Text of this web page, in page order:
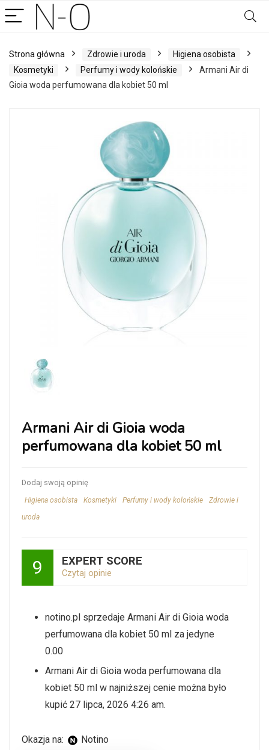
Strona główna Zdrowie i uroda
Higiena osobista
Kosmetyki
Perfumy i wody kolońskie
Armani Air di
Gioia woda perfumowana dla kobiet 50 ml
Armani Air di Gioia woda
perfumowana dla kobiet 50 ml
Dodaj swoją opinię
Higiena osobista Kosmetyki Perfumy i wody kolońskie
Zdrowie i
uroda
9 EXPERT SCORE
Czytaj opinie
notino.pl sprzedaje Armani Air di Gioia woda
perfumowana dla kobiet 50 ml za jedyne
0.00
Armani Air di Gioia woda perfumowana dla
kobiet 50 ml w najniższej cenie można było
kupić 27 lipca, 2026 4:26 am.
Okazja na: Notino